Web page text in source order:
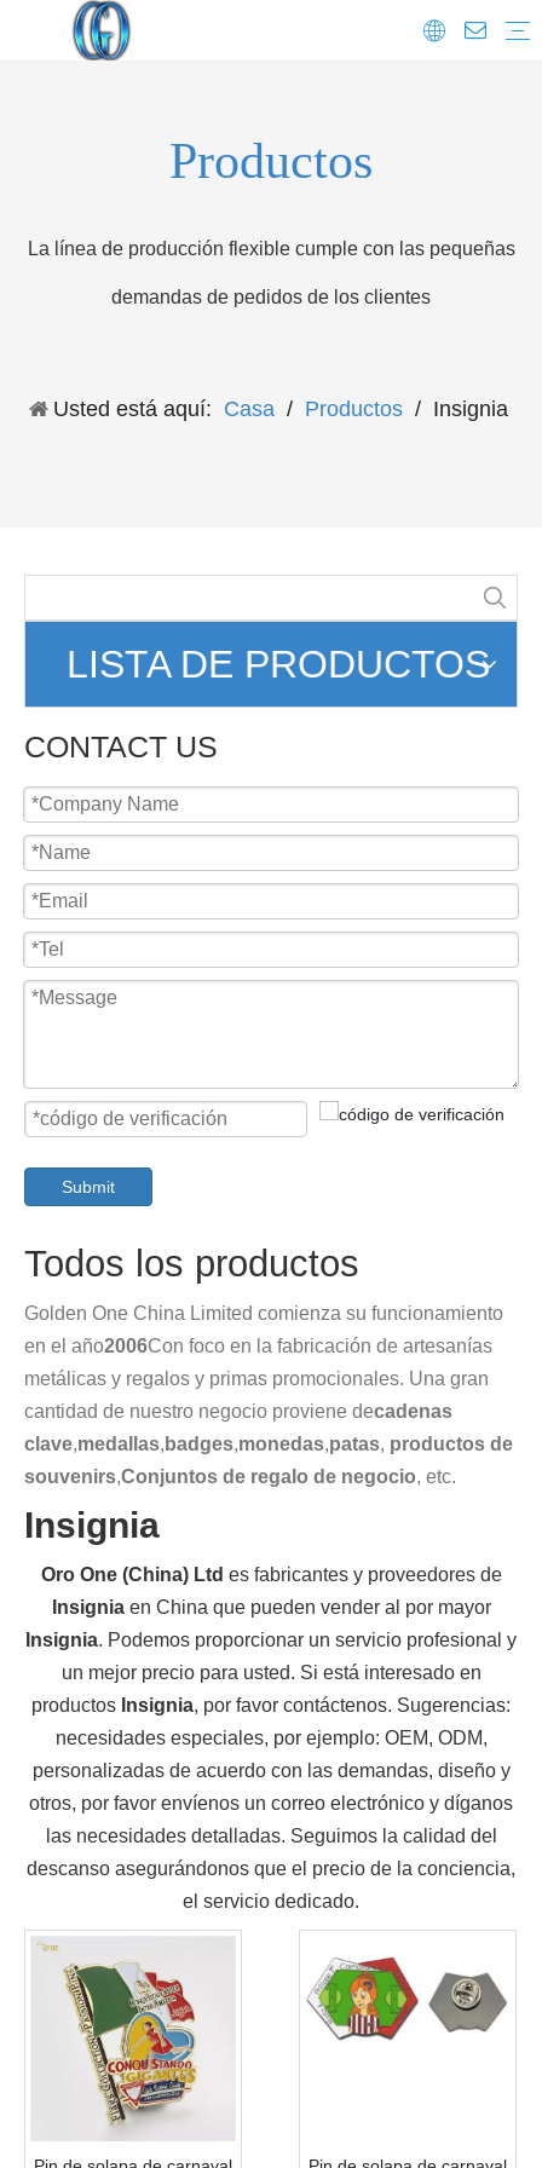
Productos
La línea de producción flexible cumple con las pequeñas
demandas de pedidos de los clientes
Usted está aquí: Casa / Productos / Insignia
LISTA DE PRODUCTOS
CONTACT US
Submit
Todos los productos
Golden One China Limited comienza su funcionamiento
en el año2006Con foco en la fabricación de artesanías
metálicas y regalos y primas promocionales. Una gran
cantidad de nuestro negocio proviene decadenas
clave,medallas, badges,monedas,patas, productos de
souvenirs,Conjuntos de regalo de negocio, etc.
Insignia
Oro One (China) Ltd es fabricantes y proveedores de
Insigniaen China que pueden vender al por mayor
Insignia. Podemos proporcionar un servicio profesional y
un mejor precio para usted. Si está interesado en
productos Insignia, por favor contáctenos. Sugerencias:
necesidades especiales, por ejemplo: OEM, ODM,
personalizadas de acuerdo con las demandas, diseño y
otros, por favor envíenos un correo electrónico y díganos
las necesidades detalladas. Seguimos la calidad del
descanso asegurándonos que el precio de la conciencia,
el servicio dedicado.